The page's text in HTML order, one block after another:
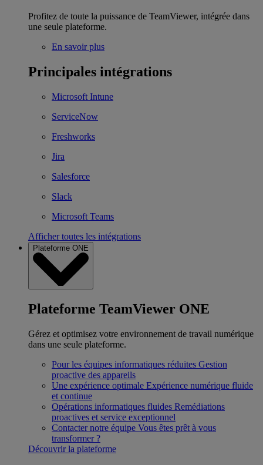
Profitez de toute la puissance de TeamViewer, intégrée dans
une seule plateforme.
En savoir plus
Principales intégrations
Microsoft Intune
ServiceNow
Freshworks
Jira
Salesforce
Slack
Microsoft Teams
Afficher toutes les intégrations
Plateforme ONE
Plateforme TeamViewer ONE
Gérez et optimisez votre environnement de travail numérique
dans une seule plateforme.
Pour les équipes informatiques réduites Gestion
proactive des appareils
Une expérience optimale Expérience numérique fluide
et continue
Opérations informatiques fluides Remédiations
proactives et service exceptionnel
Contacter notre équipe Vous êtes prêt à vous
transformer ?
Découvrir la plateforme